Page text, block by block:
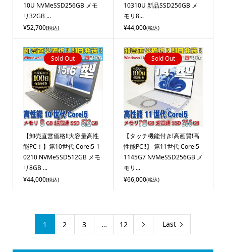
10U NVMeSSD256GB メモ
リ32GB ...
¥52,700(税込)
10310U 新品SSD256GB メ
モリ8...
¥44,000(税込)
Sold Out
【卸売直営価格!!大容量高性
能PC！】第10世代 Corei5-1
0210 NVMeSSD512GB メモ
リ8GB ...
¥44,000(税込)
Sold Out
【タッチ機能付き!高画質!高
性能PC!!】 第11世代 Corei5-
1145G7 NVMeSSD256GB メ
モリ...
¥66,000(税込)
1 2 3 … 12  Last